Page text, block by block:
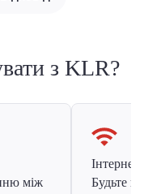
з KLR?
між
Інтернет
Будьте